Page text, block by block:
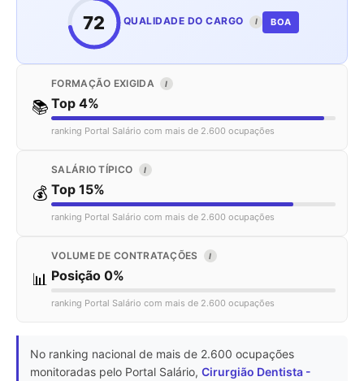
72 QUALIDADE DO CARGO I BOA
📚
FORMAÇÃO EXIGIDA I
Top 4%
ranking Portal Salário com mais de 2.600 ocupações
💰
SALÁRIO TÍPICO I
Top 15%
ranking Portal Salário com mais de 2.600 ocupações
📊
VOLUME DE CONTRATAÇÕES I
Posição 0%
ranking Portal Salário com mais de 2.600 ocupações
No ranking nacional de mais de 2.600 ocupações
monitoradas pelo Portal Salário, Cirurgião Dentista -